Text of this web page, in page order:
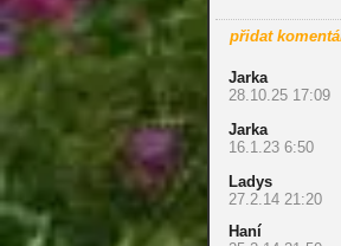
přidat
Jarka
28.10.25 17:09
Jarka
16.1.23 6:50
Ladys
27.2.14 21:20
Haní